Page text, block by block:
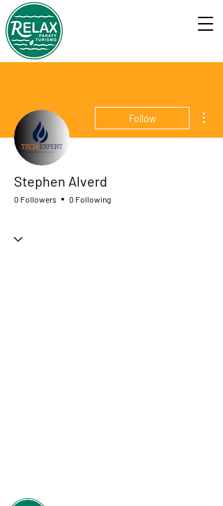
Follow
Stephen Alverd
0 Followers 0 Following